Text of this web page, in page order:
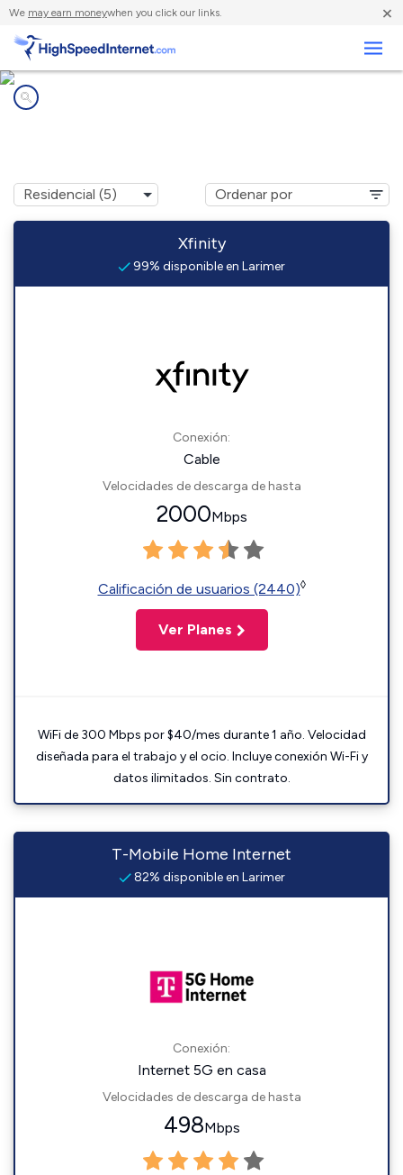
We may earn moneywhen you click our links. ×
Xfinity
99% disponible en Larimer
Conexión:
Cable
Velocidades de descarga de hasta
2000Mbps
Calificación de usuarios (2440)◊
Ver Planes
WiFi de 300 Mbps por $40/mes durante 1 año. Velocidad
diseñada para el trabajo y el ocio. Incluye conexión Wi-Fi y
datos ilimitados. Sin contrato.
T-Mobile Home Internet
82% disponible en Larimer
Conexión:
Internet 5G en casa
Velocidades de descarga de hasta
498Mbps